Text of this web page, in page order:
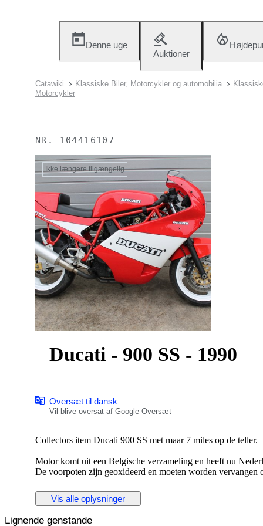
Denne uge
Auktioner
Catawiki Klassiske Biler, Motorcykler og automobilia
Motorcykler
NR. 104416107
Ikke længere tilgængelig
Ducati - 900 SS - 1990
Oversæt til dansk
Vil blive oversat af Google Oversæt
Collectors item Ducati 900 SS met maar 7 miles op de teller.
Motor komt uit een Belgische verzameling en heeft nu
De voorpoten zijn geoxideerd en moeten worden
De motor loopt maar toch wordt aangeraden de riemen, olie
Vis alle oplysninger
Lignende genstande